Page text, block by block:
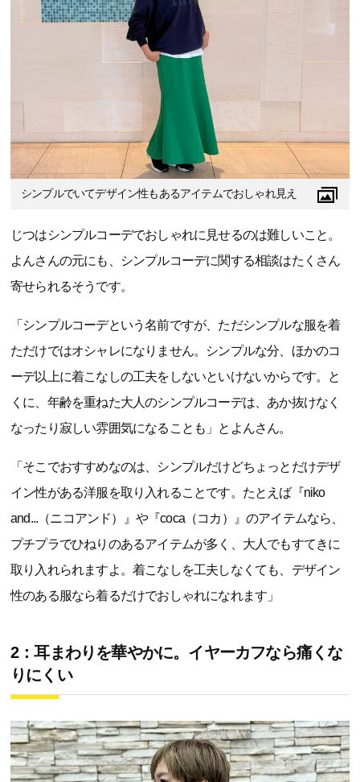
シンプルでいてデザイン性もあるアイテムでおしゃれ見え
じつはシンプルコーデでおしゃれに見せるのは難しいこと。
よんさんの元にも、シンプルコーデに関する相談はたくさん
寄せられるそうです。
「シンプルコーデという名前ですが、ただシンプルな服を着
ただけではオシャレになりません。シンプルな分、ほかのコ
ーデ以上に着こなしの工夫をしないといけないからです。と
くに、年齢を重ねた大人のシンプルコーデは、あか抜けなく
なったり寂しい雰囲気になることも」とよんさん。
「そこでおすすめなのは、シンプルだけどちょっとだけデザ
イン性がある洋服を取り入れることです。たとえば『niko
and...（ニコアンド）』や『coca（コカ）』のアイテムなら、
プチプラでひねりのあるアイテムが多く、大人でもすてきに
取り入れられますよ。着こなしを工夫しなくても、デザイン
性のある服なら着るだけでおしゃれになれます」
2：耳まわりを華やかに。イヤーカフなら痛くな
りにくい